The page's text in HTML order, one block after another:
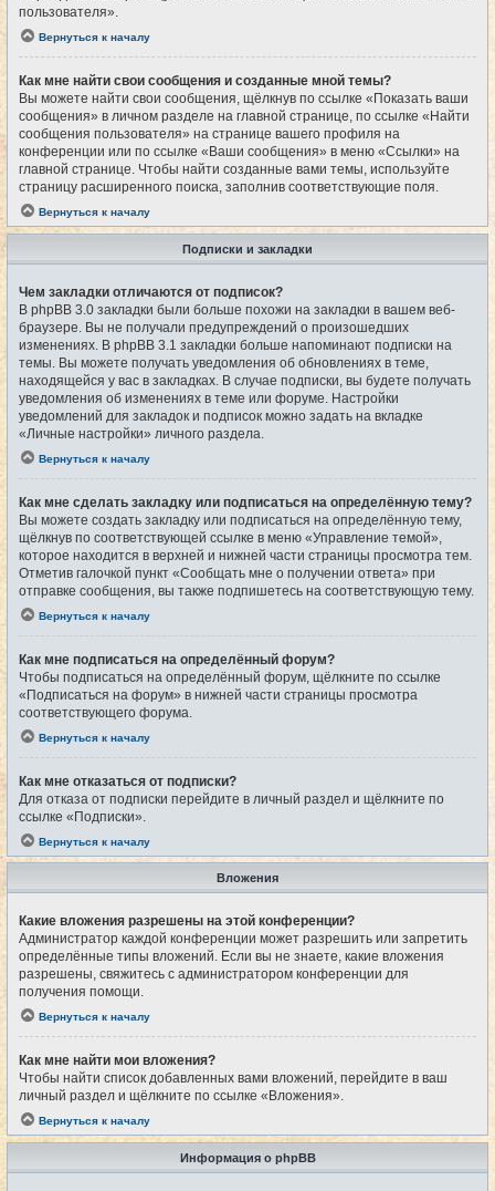
пользователя».
Вернуться к началу
Как мне найти свои сообщения и созданные мной темы?
Вы можете найти свои сообщения, щёлкнув по ссылке «Показать ваши
сообщения» в личном разделе на главной странице, по ссылке «Найти
сообщения пользователя» на странице вашего профиля на
конференции или по ссылке «Ваши сообщения» в меню «Ссылки» на
главной странице. Чтобы найти созданные вами темы, используйте
страницу расширенного поиска, заполнив соответствующие поля.
Вернуться к началу
Подписки и закладки
Чем закладки отличаются от подписок?
В phpBB 3.0 закладки были больше похожи на закладки в вашем веб-
браузере. Вы не получали предупреждений о произошедших
изменениях. В phpBB 3.1 закладки больше напоминают подписки на
темы. Вы можете получать уведомления об обновлениях в теме,
находящейся у вас в закладках. В случае подписки, вы будете получать
уведомления об изменениях в теме или форуме. Настройки
уведомлений для закладок и подписок можно задать на вкладке
«Личные настройки» личного раздела.
Вернуться к началу
Как мне сделать закладку или подписаться на определённую тему?
Вы можете создать закладку или подписаться на определённую тему,
щёлкнув по соответствующей ссылке в меню «Управление темой»,
которое находится в верхней и нижней части страницы просмотра тем.
Отметив галочкой пункт «Сообщать мне о получении ответа» при
отправке сообщения, вы также подпишетесь на соответствующую тему.
Вернуться к началу
Как мне подписаться на определённый форум?
Чтобы подписаться на определённый форум, щёлкните по ссылке
«Подписаться на форум» в нижней части страницы просмотра
соответствующего форума.
Вернуться к началу
Как мне отказаться от подписки?
Для отказа от подписки перейдите в личный раздел и щёлкните по
ссылке «Подписки».
Вернуться к началу
Вложения
Какие вложения разрешены на этой конференции?
Администратор каждой конференции может разрешить или запретить
определённые типы вложений. Если вы не знаете, какие вложения
разрешены, свяжитесь с администратором конференции для
получения помощи.
Вернуться к началу
Как мне найти мои вложения?
Чтобы найти список добавленных вами вложений, перейдите в ваш
личный раздел и щёлкните по ссылке «Вложения».
Вернуться к началу
Информация о phpBB